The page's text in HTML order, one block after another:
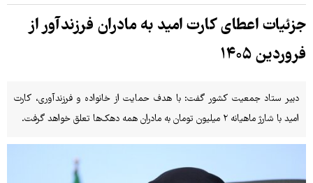
جزئیات اعطای کارت امید به مادران فرزندآور از
فروردین ۱۴۰۵
دبیر ستاد جمعیت کشور گفت: با هدف حمایت از خانواده و فرزندآوری، کارت
امید با شارژ ماهیانه ۲ میلیون تومان به مادران همه دهک‌ها تعلق خواهد گرفت.